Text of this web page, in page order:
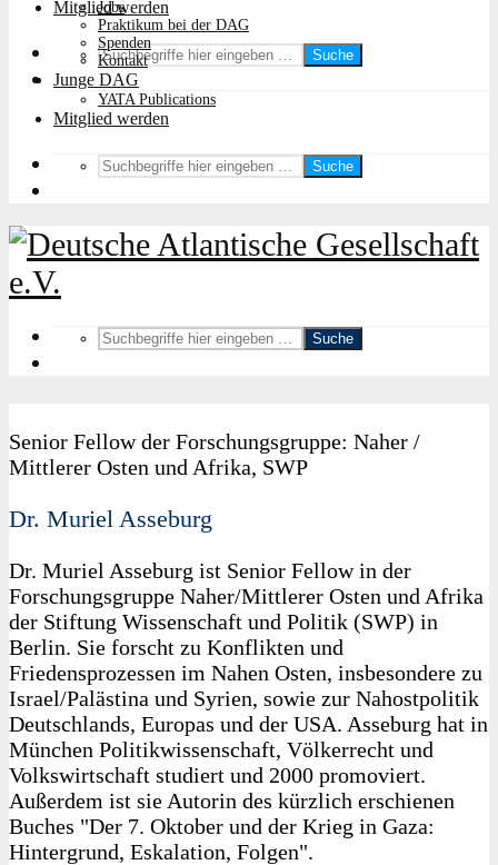
Mitglied werden
Suche
Jobs
Praktikum bei der DAG
Spenden
Kontakt
Junge DAG
YATA Publications
Mitglied werden
Suche
Suche
Senior Fellow der Forschungsgruppe: Naher /
Mittlerer Osten und Afrika, SWP
Dr. Muriel Asseburg
Dr. Muriel Asseburg ist Senior Fellow in der
Forschungsgruppe Naher/Mittlerer Osten und Afrika
der Stiftung Wissenschaft und Politik (SWP) in
Berlin. Sie forscht zu Konflikten und
Friedensprozessen im Nahen Osten, insbesondere zu
Israel/Palästina und Syrien, sowie zur Nahostpolitik
Deutschlands, Europas und der USA. Asseburg hat in
München Politikwissenschaft, Völkerrecht und
Volkswirtschaft studiert und 2000 promoviert.
Außerdem ist sie Autorin des kürzlich erschienen
Buches "Der 7. Oktober und der Krieg in Gaza:
Hintergrund, Eskalation, Folgen".